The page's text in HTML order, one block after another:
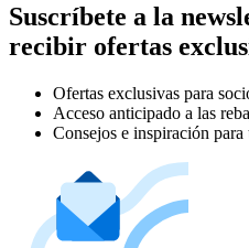
Suscríbete a la
recibir ofertas
Ofertas exclusivas para
Acceso anticipado a las
Consejos e inspiración